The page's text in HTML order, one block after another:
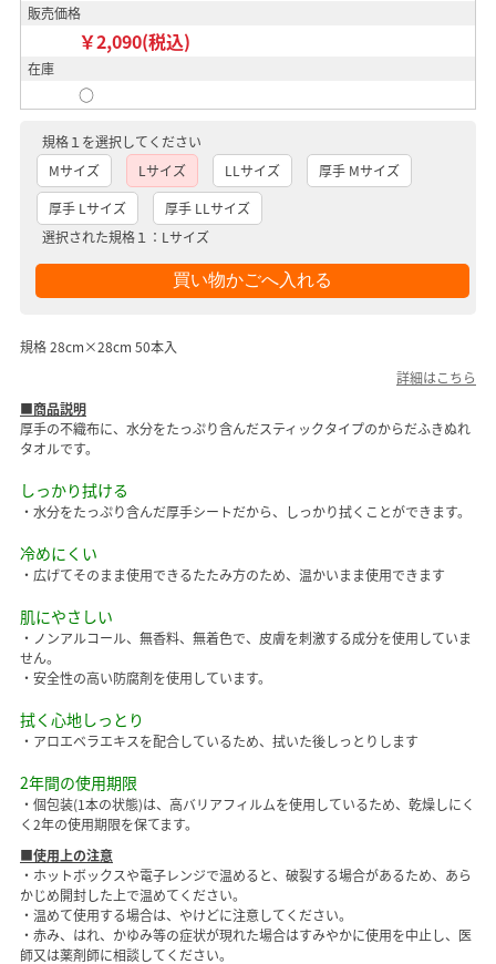
販売価格
￥2,090(税込)
在庫
○
規格１を選択してください
Mサイズ
Lサイズ LLサイズ
厚手 Mサイズ
厚手 Lサイズ
厚手 LLサイズ
選択された規格１：Lサイズ
規格 28cm×28cm 50本入
詳細はこちら
■商品説明
厚手の不織布に、水分をたっぷり含んだスティックタイプのからだふきぬれ
タオルです。
しっかり拭ける
・水分をたっぷり含んだ厚手シートだから、しっかり拭くことができます。
冷めにくい
・広げてそのまま使用できるたたみ方のため、温かいまま使用できます
肌にやさしい
・ノンアルコール、無香料、無着色で、皮膚を刺激する成分を使用していま
せん。
・安全性の高い防腐剤を使用しています。
拭く心地しっとり
・アロエベラエキスを配合しているため、拭いた後しっとりします
2年間の使用期限
・個包装(1本の状態)は、高バリアフィルムを使用しているため、乾燥しにく
く2年の使用期限を保てます。
■使用上の注意
・ホットボックスや電子レンジで温めると、破裂する場合があるため、あら
かじめ開封した上で温めてください。
・温めて使用する場合は、やけどに注意してください。
・赤み、はれ、かゆみ等の症状が現れた場合はすみやかに使用を中止し、医
師又は薬剤師に相談してください。